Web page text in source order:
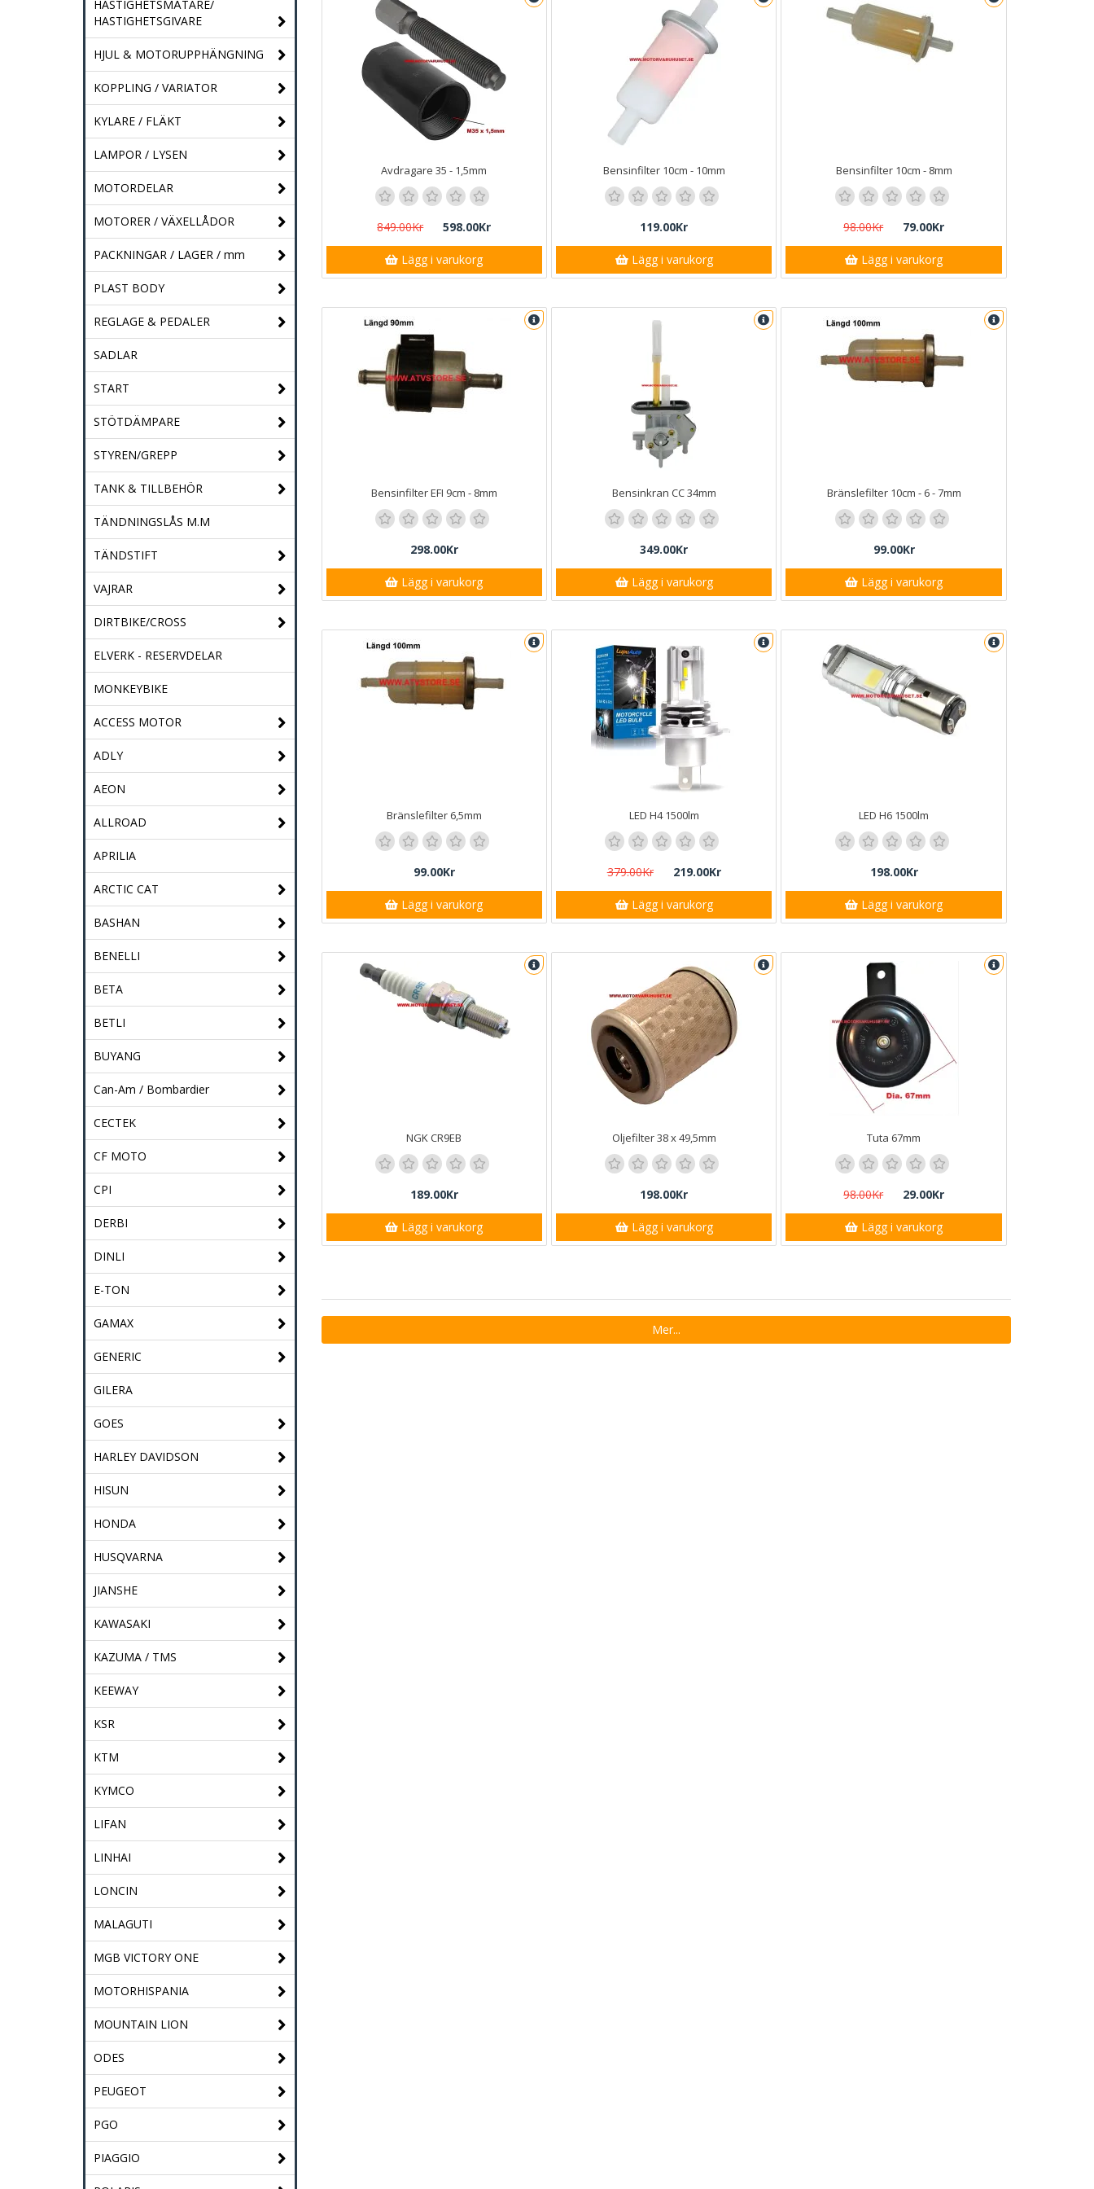
HASTIGHETSMÄTARE/
HASTIGHETSGIVARE
HJUL & MOTORUPPHÄNGNING
KOPPLING / VARIATOR
KYLARE / FLÄKT
LAMPOR / LYSEN
MOTORDELAR
MOTORER / VÄXELLÅDOR
PACKNINGAR / LAGER / mm
PLAST BODY
REGLAGE & PEDALER
SADLAR
START
STÖTDÄMPARE
STYREN/GREPP
TANK & TILLBEHÖR
TÄNDNINGSLÅS M.M
TÄNDSTIFT
VAJRAR
DIRTBIKE/CROSS
ELVERK - RESERVDELAR
MONKEYBIKE
ACCESS MOTOR
ADLY
AEON
ALLROAD
APRILIA
ARCTIC CAT
BASHAN
BENELLI
BETA
BETLI
BUYANG
Can-Am / Bombardier
CECTEK
CF MOTO
CPI
DERBI
DINLI
E-TON
GAMAX
GENERIC
GILERA
GOES
HARLEY DAVIDSON
HISUN
HONDA
HUSQVARNA
JIANSHE
KAWASAKI
KAZUMA / TMS
KEEWAY
KSR
KTM
KYMCO
LIFAN
LINHAI
LONCIN
MALAGUTI
MGB VICTORY ONE
MOTORHISPANIA
MOUNTAIN LION
ODES
PEUGEOT
PGO
PIAGGIO
Avdragare 35 - 1,5mm
849.00Kr 598.00Kr
Lägg i varukorg
Bensinfilter 10cm - 10mm
119.00Kr
Lägg i varukorg
Bensinfilter 10cm - 8mm
98.00Kr 79.00Kr
Lägg i varukorg
Bensinfilter EFI 9cm - 8mm
298.00Kr
Lägg i varukorg
Bensinkran CC 34mm
349.00Kr
Lägg i varukorg
Bränslefilter 10cm - 6 - 7mm
99.00Kr
Lägg i varukorg
Bränslefilter 6,5mm
99.00Kr
Lägg i varukorg
LED H4 1500lm
379.00Kr 219.00Kr
Lägg i varukorg
LED H6 1500lm
198.00Kr
Lägg i varukorg
NGK CR9EB
189.00Kr
Lägg i varukorg
Oljefilter 38 x 49,5mm
198.00Kr
Lägg i varukorg
Tuta 67mm
98.00Kr 29.00Kr
Lägg i varukorg
Mer...